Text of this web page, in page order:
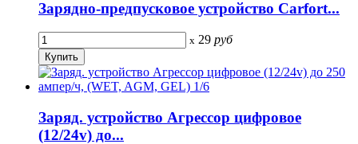
Зарядно-предпусковое устройство Carfort...
x 29 руб
Заряд. устройство Агрессор цифровое
(12/24v) до...